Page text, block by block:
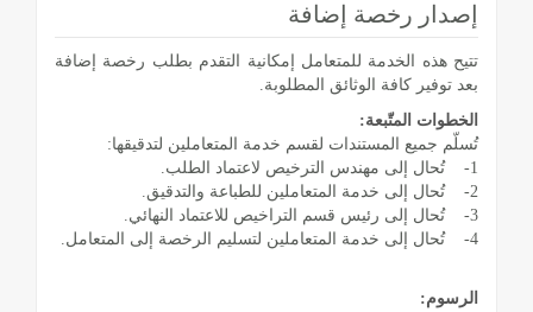
إصدار رخصة إضافة
تتيح هذه الخدمة للمتعامل إمكانية التقدم بطلب رخصة إضافة
بعد توفير كافة الوثائق المطلوبة.
الخطوات المتّبعة:
تُسلّم جميع المستندات لقسم خدمة المتعاملين لتدقيقها:
1- تُحال إلى مهندس الترخيص لاعتماد الطلب.
2- تُحال إلى خدمة المتعاملين للطباعة والتدقيق.
3- تُحال إلى رئيس قسم التراخيص للاعتماد النهائي.
4- تُحال إلى خدمة المتعاملين لتسليم الرخصة إلى المتعامل.
الرسوم: